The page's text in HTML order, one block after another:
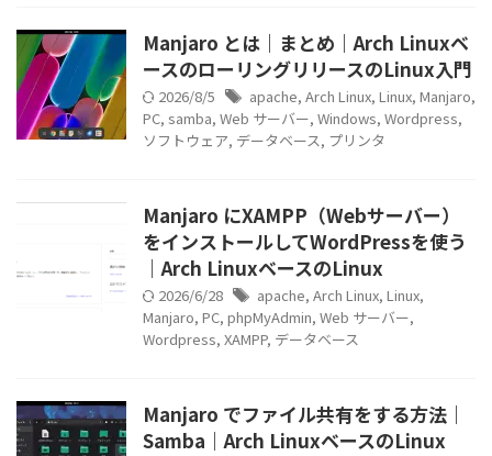
Manjaro とは｜まとめ｜Arch Linuxベ
ースのローリングリリースのLinux入門
2026/8/5 apache, Arch Linux, Linux, Manjaro,
PC, samba, Web サーバー, Windows, Wordpress,
ソフトウェア, データベース, プリンタ
Manjaro にXAMPP（Webサーバー）
をインストールしてWordPressを使う
｜Arch LinuxベースのLinux
2026/6/28 apache, Arch Linux, Linux,
Manjaro, PC, phpMyAdmin, Web サーバー,
Wordpress, XAMPP, データベース
Manjaro でファイル共有をする方法｜
Samba｜Arch LinuxベースのLinux